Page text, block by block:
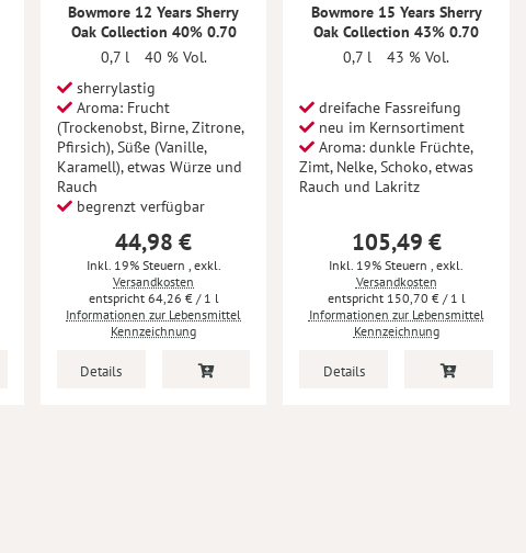
Bowmore 12 Years Sherry
Oak Collection 40% 0.70
0,7 l
40 % Vol.
sherrylastig
Aroma: Frucht
(Trockenobst, Birne, Zitrone,
Pfirsich), Süße (Vanille,
Karamell), etwas Würze und
Rauch
begrenzt verfügbar
44,98 €
Inkl. 19% Steuern , exkl.
Versandkosten
64,26 €/ 1 l
Informationen zur Lebensmittel
Kennzeichnung
Details
Bowmore 15 Years Sherry
Oak Collection 43% 0.70
0,7 l
43 % Vol.
dreifache Fassreifung
neu im Kernsortiment
Aroma: dunkle Früchte,
Zimt, Nelke, Schoko, etwas
Rauch und Lakritz
105,49 €
Inkl. 19% Steuern, exkl.
Versandkosten
150,70 €/ 1 l
Informationen zur Lebensmittel
Kennzeichnung
Details